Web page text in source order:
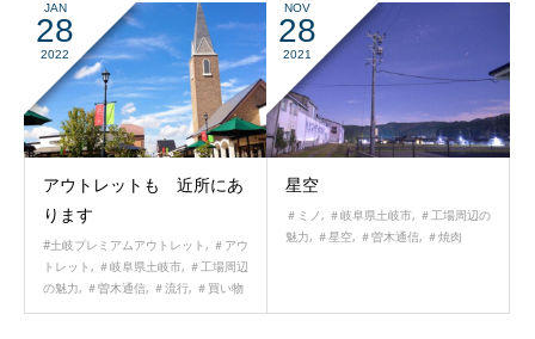
JAN
28
2022
アウトレットも 近所にあ
ります
#土岐プレミアムアウトレット , ＃アウ
トレット , ＃岐阜県土岐市, ＃工場周辺
の魅力, ＃曽木通信, ＃流行, ＃買い物
NOV
28
2021
星空
＃ミノ , ＃岐阜県土岐市, ＃工場周辺の
魅力, ＃星空, ＃曽木通信, ＃焼肉